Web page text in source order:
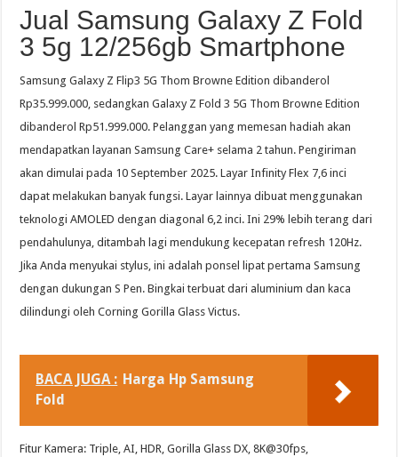
Jual Samsung Galaxy Z Fold
3 5g 12/256gb Smartphone
Samsung Galaxy Z Flip3 5G Thom Browne Edition dibanderol
Rp35.999.000, sedangkan Galaxy Z Fold 3 5G Thom Browne Edition
dibanderol Rp51.999.000. Pelanggan yang memesan hadiah akan
mendapatkan layanan Samsung Care+ selama 2 tahun. Pengiriman
akan dimulai pada 10 September 2025. Layar Infinity Flex 7,6 inci
dapat melakukan banyak fungsi. Layar lainnya dibuat menggunakan
teknologi AMOLED dengan diagonal 6,2 inci. Ini 29% lebih terang dari
pendahulunya, ditambah lagi mendukung kecepatan refresh 120Hz.
Jika Anda menyukai stylus, ini adalah ponsel lipat pertama Samsung
dengan dukungan S Pen. Bingkai terbuat dari aluminium dan kaca
dilindungi oleh Corning Gorilla Glass Victus.
BACA JUGA : Harga Hp Samsung
Fold
Fitur Kamera: Triple, AI, HDR, Gorilla Glass DX, 8K@30fps,